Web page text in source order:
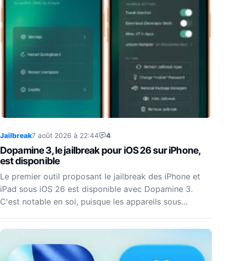
Jailbreak7 août 2026 à 22:44 4
Dopamine 3, le jailbreak pour iOS 26 sur iPhone,
est disponible
Le premier outil proposant le jailbreak des iPhone et
iPad sous iOS 26 est disponible avec Dopamine 3.
C'est notable en soi, puisque les appareils sous…